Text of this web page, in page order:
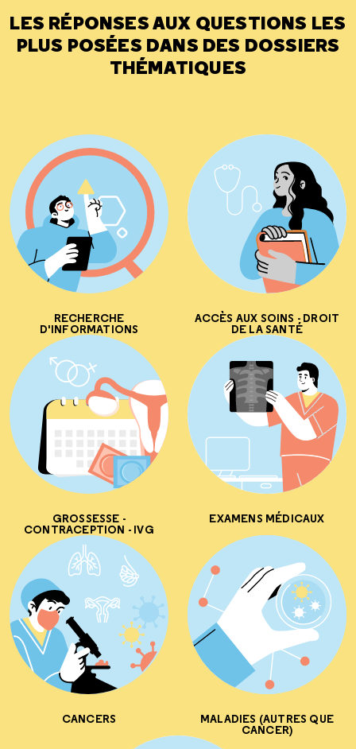
LES RÉPONSES AUX QUESTIONS LES
PLUS POSÉES DANS DES DOSSIERS
THÉMATIQUES
RECHERCHE
D'INFORMATIONS
ACCÈS AUX SOINS - DROIT
DE LA SANTÉ
GROSSESSE -
CONTRACEPTION - IVG
EXAMENS MÉDICAUX
CANCERS MALADIES (AUTRES QUE
CANCER)